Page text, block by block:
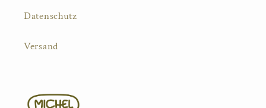
Datenschutz
Versand